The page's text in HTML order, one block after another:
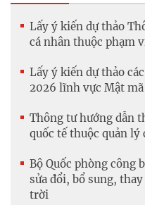
Lấy ý kiến dự thảo
cá nhân thuộc phạm
Lấy ý kiến dự thảo
2026 lĩnh vực Mật mã
Thông tư hướng dẫn
quốc tế thuộc quản lý
Bộ Quốc phòng công
sửa đổi, bổ sung,
trời